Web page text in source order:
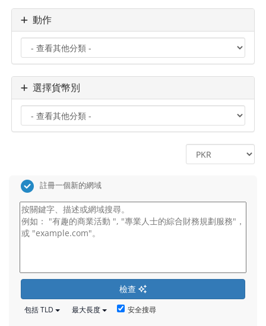
動作
選擇貨幣別
註冊一個新的網域
檢查
包括 TLD 最大長度 安全搜尋